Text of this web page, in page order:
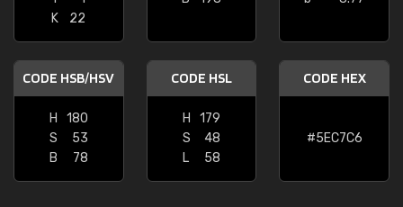
K
22
CODE HSB/HSV
H
180
S
53
B
78
CODE HSL
H
179
S
48
L
58
CODE HEX
#5EC7C6